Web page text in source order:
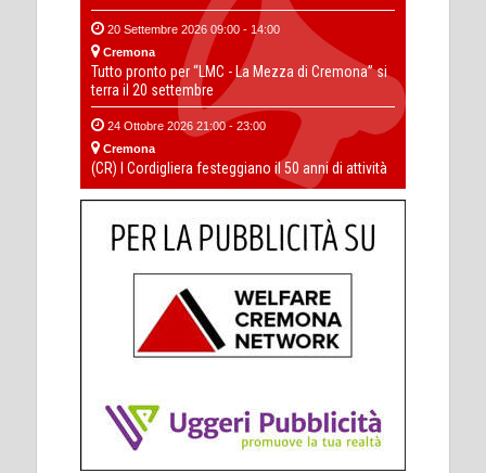
20 Settembre 2026 09:00 - 14:00
Cremona
Tutto pronto per “LMC - La Mezza di Cremona” si
terra il 20 settembre
24 Ottobre 2026 21:00 - 23:00
Cremona
(CR) I Cordigliera festeggiano il 50 anni di attività